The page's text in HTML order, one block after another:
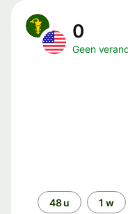
0
Geen
Periode48 u 1 w